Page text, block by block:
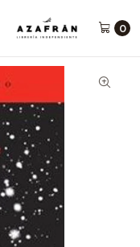
0
Tormenta De Nieve